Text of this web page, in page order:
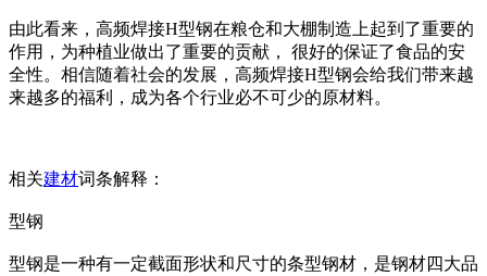
由此看来，高频焊接H型钢在粮仓和大棚制造上起到了重要的
作用，为种植业做出了重要的贡献， 很好的保证了食品的安
全性。相信随着社会的发展，高频焊接H型钢会给我们带来越
来越多的福利，成为各个行业必不可少的原材料。
相关建材词条解释：
型钢
型钢是一种有一定截面形状和尺寸的条型钢材，是钢材四大品